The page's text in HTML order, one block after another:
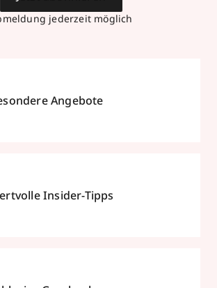
jederzeit möglich
Angebote
Insider-Tipps